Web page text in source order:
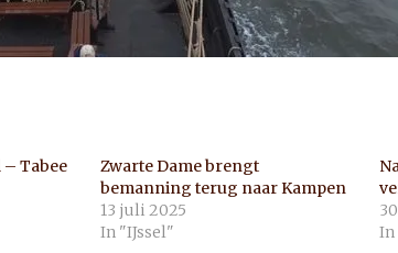
– Tabee
Zwarte Dame brengt
bemanning terug naar Kampen
13 juli 2025
In "IJssel"
In